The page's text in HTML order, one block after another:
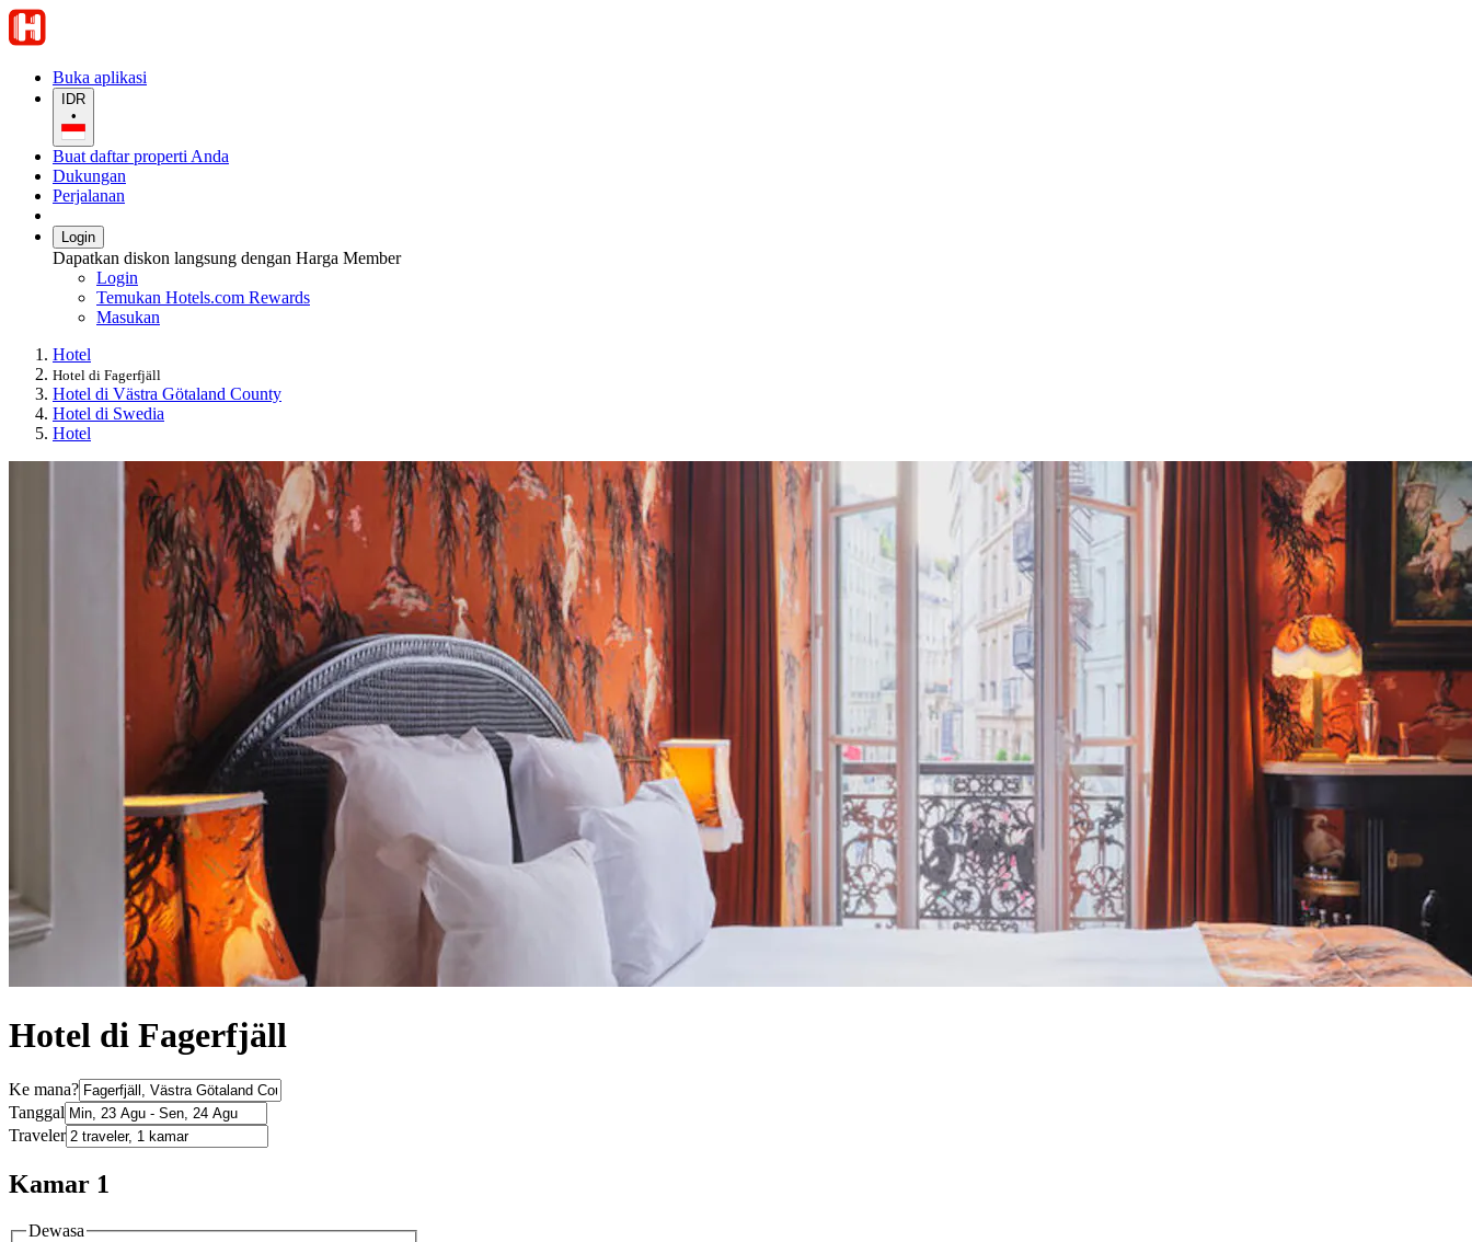
Buka aplikasi
IDR
•
Buat daftar properti Anda
Dukungan
Perjalanan
Login
Dapatkan diskon langsung dengan Harga Member
Login
Temukan Hotels.com Rewards
Masukan
Hotel
Hotel di Fagerfjäll
Hotel di Västra Götaland County
Hotel di Swedia
Hotel
Hotel di Fagerfjäll
Ke mana?
Tanggal
Traveler
Kamar 1
Dewasa